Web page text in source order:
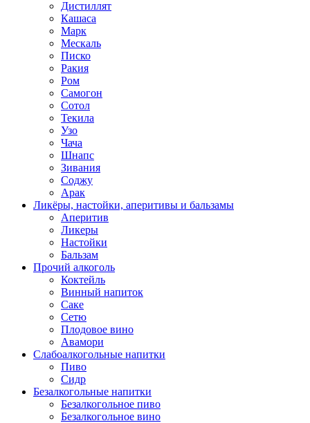
Дистиллят
Кашаса
Марк
Мескаль
Писко
Ракия
Ром
Самогон
Сотол
Текила
Узо
Чача
Шнапс
Зивания
Соджу
Арак
Ликёры, настойки, аперитивы и бальзамы
Аперитив
Ликеры
Настойки
Бальзам
Прочий алкоголь
Коктейль
Винный напиток
Саке
Сетю
Плодовое вино
Авамори
Слабоалкогольные напитки
Пиво
Сидр
Безалкогольные напитки
Безалкогольное пиво
Безалкогольное вино